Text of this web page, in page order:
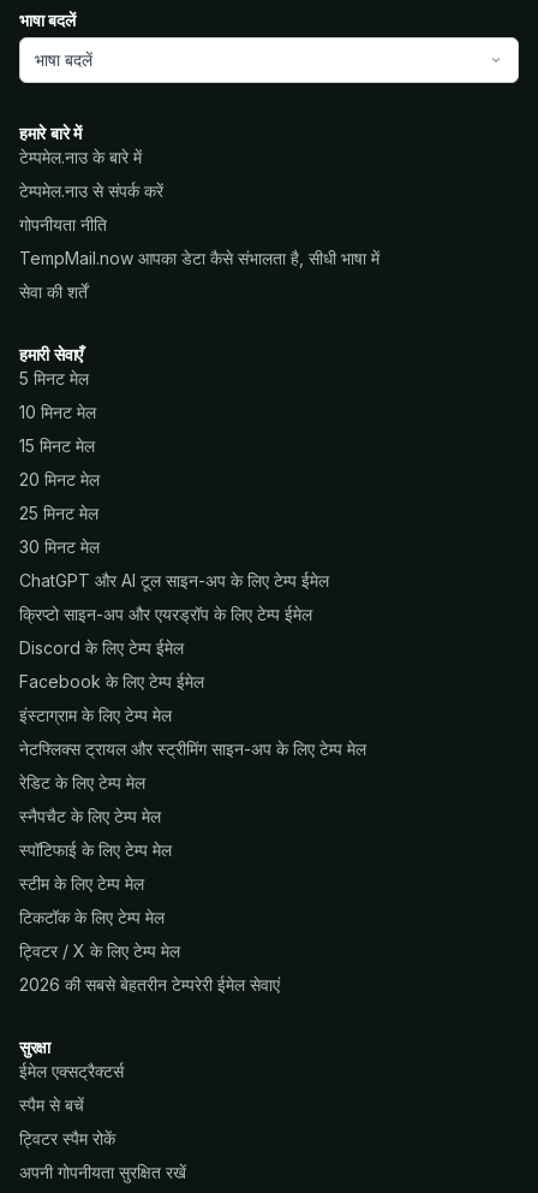
भाषा बदलें
भाषा बदलें
हमारे बारे में
टेम्पमेल.नाउ के बारे में
टेम्पमेल.नाउ से संपर्क करें
गोपनीयता नीति
TempMail.now आपका डेटा कैसे संभालता है, सीधी भाषा में
सेवा की शर्तें
हमारी सेवाएँ
5 मिनट मेल
10 मिनट मेल
15 मिनट मेल
20 मिनट मेल
25 मिनट मेल
30 मिनट मेल
ChatGPT और AI टूल साइन-अप के लिए टेम्प ईमेल
क्रिप्टो साइन-अप और एयरड्रॉप के लिए टेम्प ईमेल
Discord के लिए टेम्प ईमेल
Facebook के लिए टेम्प ईमेल
इंस्टाग्राम के लिए टेम्प मेल
नेटफ्लिक्स ट्रायल और स्ट्रीमिंग साइन-अप के लिए टेम्प मेल
रेडिट के लिए टेम्प मेल
स्नैपचैट के लिए टेम्प मेल
स्पॉटिफाई के लिए टेम्प मेल
स्टीम के लिए टेम्प मेल
टिकटॉक के लिए टेम्प मेल
ट्विटर / X के लिए टेम्प मेल
2026 की सबसे बेहतरीन टेम्परेरी ईमेल सेवाएं
सुरक्षा
ईमेल एक्सट्रैक्टर्स
स्पैम से बचें
ट्विटर स्पैम रोकें
अपनी गोपनीयता सुरक्षित रखें